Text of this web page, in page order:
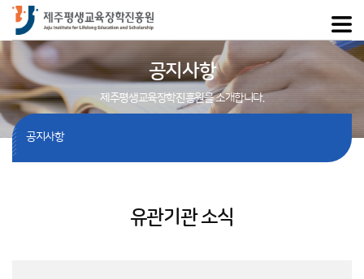
공지사항
제주평생교육장학진흥원을 소개합니다.
공지사항
유관기관 소식